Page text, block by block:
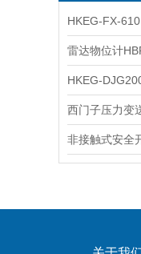
HKEG-FX-
雷达物位计
HKEG-
西门子压力变
非接触式安全